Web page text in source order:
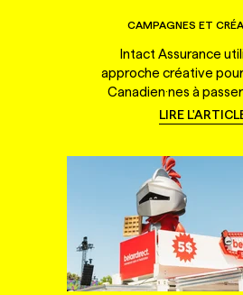
CAMPAGNES ET
Intact Assurance
approche créative
Canadien·nes à
LIRE